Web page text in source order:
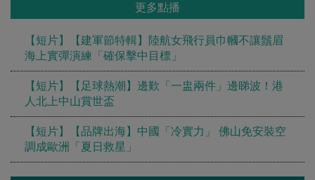
更多點播
【短片】【建軍節特輯】陸航女飛行員巾幗不讓鬚眉
海上實彈演練「確保擊中目標」
【短片】【足球熱潮】邊歎「一盅兩件」邊睇波！港
人北上中山賞世盃
【短片】【品牌出海】中國「冷實力」 佛山免安裝空
調成歐洲「夏日救星」